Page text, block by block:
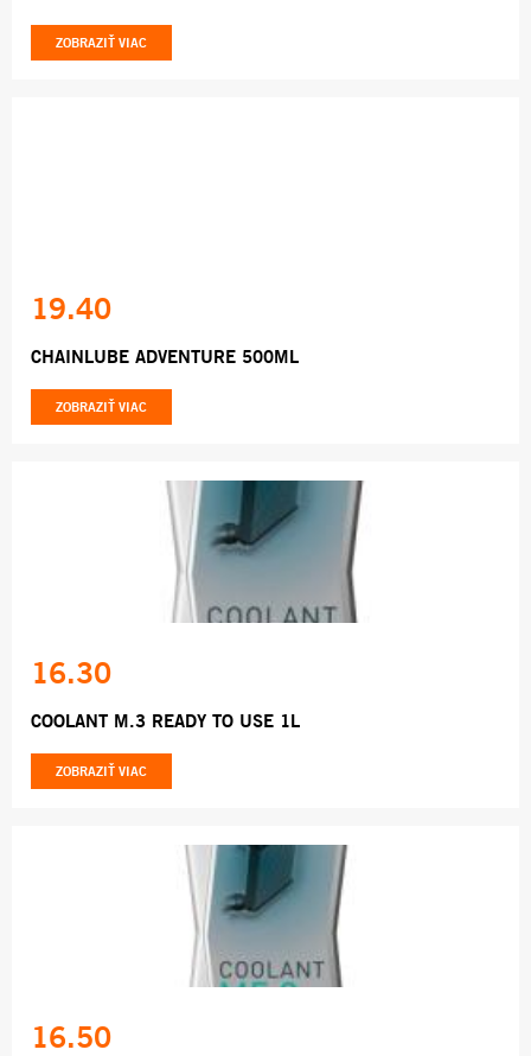
ZOBRAZIŤ VIAC
19.40
CHAINLUBE ADVENTURE 500ML
ZOBRAZIŤ VIAC
16.30
COOLANT M.3 READY TO USE 1L
ZOBRAZIŤ VIAC
16.50